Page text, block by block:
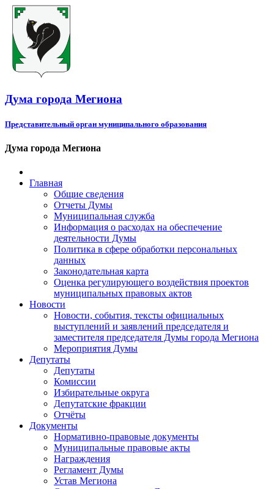
Дума города Мегиона
Представительный орган муниципального образования
Дума города Мегиона
Главная
Общие сведения
Отчеты Думы
Муниципальная служба
Информация о расходах на обеспечение
деятельности Думы
Политика в сфере обработки персональных
данных
Законодательная карта
Оценка регулирующего воздействия проектов
муниципальных правовых актов
Новости
Новости, события, тексты официальных
выступлений и заявлений председателя и
заместителя председателя Думы города Мегиона
Мероприятия Думы
Депутаты
Депутаты
Комиссии
Избирательные округа
Депутатские фракции
Отчёты
Документы
Нормативно-правовые документы
Муниципальные правовые акты
Награждения
Регламент Думы
Устав Мегиона